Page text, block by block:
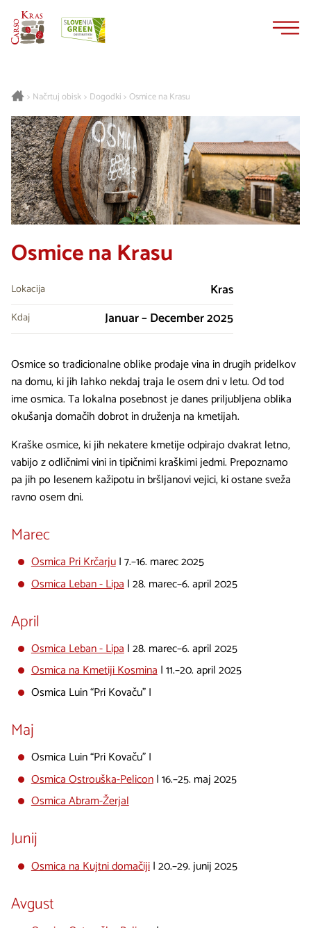
> Načrtuj obisk> Dogodki >Osmice na Krasu
Osmice na Krasu
Lokacija Kras
Kdaj Januar – December 2025
Osmice so tradicionalne oblike prodaje vina in drugih pridelkov
na domu, ki jih lahko nekdaj traja le osem dni v letu. Od tod
ime osmica. Ta lokalna posebnost je danes priljubljena oblika
okušanja domačih dobrot in druženja na kmetijah.
Kraške osmice, ki jih nekatere kmetije odpirajo dvakrat letno,
vabijo z odličnimi vini in tipičnimi kraškimi jedmi. Prepoznamo
pa jih po lesenem kažipotu in bršljanovi vejici, ki ostane sveža
ravno osem dni.
Marec
Osmica Pri KrčarjuI 7.–16. marec 2025
Osmica Leban - Lipa| 28. marec–6. april 2025
April
Osmica Leban - Lipa| 28. marec–6. april 2025
Osmica na Kmetiji Kosmina| 11.–20. april 2025
Osmica Luin “Pri Kovaču” I
Maj
Osmica Luin “Pri Kovaču” I
Osmica Ostrouška-Pelicon| 16.–25. maj 2025
Osmica Abram-Žerjal
Junij
Osmica na Kujtni domačiji| 20.–29. junij 2025
Avgust